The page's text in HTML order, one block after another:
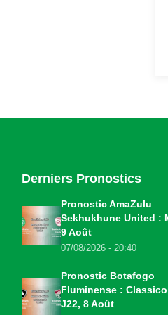
Derniers Pronostics
Pronostic AmaZulu
Sekhukhune United :
9 Août
07/08/2026 - 20:40
Pronostic Botafogo
Fluminense :
J22, 8 Août